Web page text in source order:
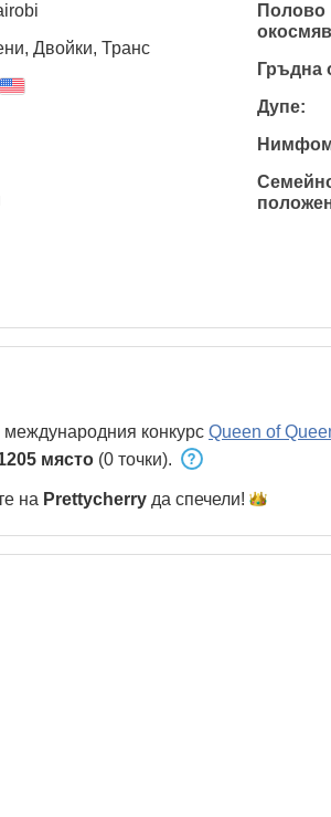
Двойки, Транс
Полово
Гръдна
Дупе:
международния конкурс Queen of
място (0 точки).
на Prettycherry да спечели!